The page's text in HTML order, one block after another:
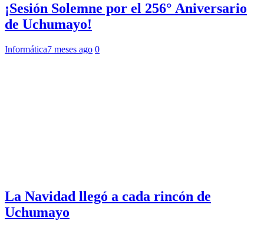
¡Sesión Solemne por el 256° Aniversario
de Uchumayo!
Informática7 meses ago 0
La Navidad llegó a cada rincón de
Uchumayo